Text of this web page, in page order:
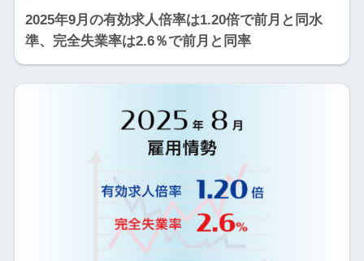
2025年9月の有効求人倍率は1.20倍で前月と同水
準、完全失業率は2.6％で前月と同率